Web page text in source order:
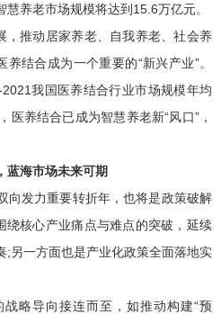
养老市场规模将达到15.6万亿元。
推动居家养老、自我养老、社会养
结合成为一个重要的“新兴产业”。
我国医养结合行业市场规模年均
养结合已成为智慧养老新“风口”，
蓝海市场未来可期
发力重要转折年，也将是政策破解
绕核心产业痛点与难点的突破，延续
;另一方面也是产业化政策全面落地实
略导向接连而至，如推动构建“预